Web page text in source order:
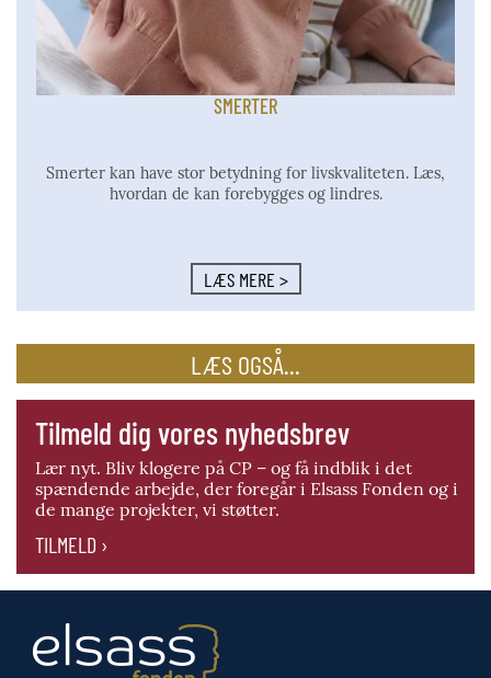
SMERTER
Smerter kan have stor betydning for livskvaliteten. Læs,
hvordan de kan forebygges og lindres.
LÆS MERE >
LÆS OGSÅ...
Tilmeld dig vores nyhedsbrev
Lær nyt. Bliv klogere på CP – og få indblik i det
spændende arbejde, der foregår i Elsass Fonden og i
de mange projekter, vi støtter.
TILMELD ›